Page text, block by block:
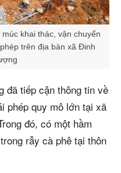
khai thác, vận chuyển
trên địa bàn xã Đinh
đã tiếp cận thông tin về
phép quy mô lớn tại xã
đó, có một hầm
rẫy cà phê tại thôn